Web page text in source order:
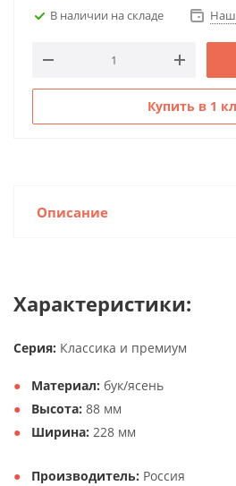
В наличии на складе
Купить в 1
Описание
Характеристики:
Серия: Классика и премиум
Материал: бук/ясень
Высота: 88 мм
Ширина: 228 мм
Производитель: Россия